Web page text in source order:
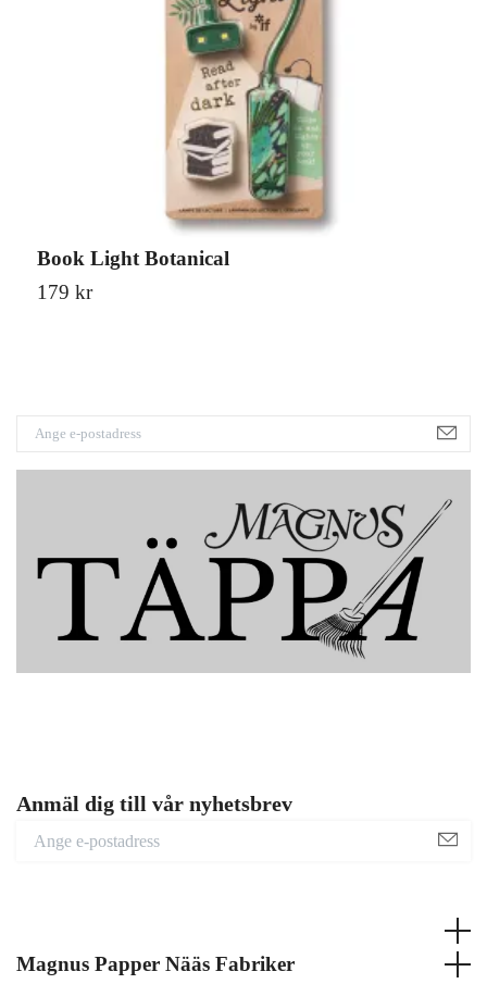
Book Light Botanical
179 kr
Anmäl dig till vår nyhetsbrev
Magnus Papper Nääs Fabriker